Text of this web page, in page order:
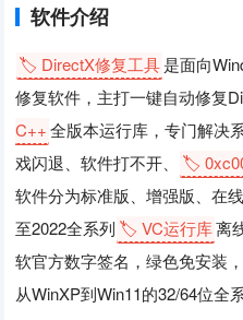
软件介绍
🏷️ DirectX修复工具是面向
修复软件，主打一键自动修复
C++ 全版本运行库，专门解决
戏闪退、软件打不开、
🏷️
软件分为标准版、增强版、在
至2022全系列 🏷️ VC运行库离
软官方数字签名，绿色免安装
从WinXP到Win11的32/64位全